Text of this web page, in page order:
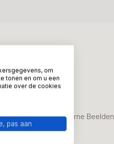
Zakelijke Cadeaus
Bedanken
Alle Bronzen & Moderne Beelden
Geslaagd
om
tonen en om u een
over de cookies
pas aan